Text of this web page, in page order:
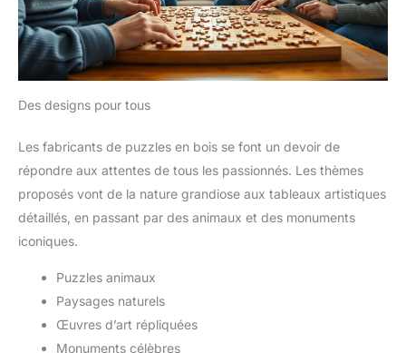
Des designs pour tous
Les fabricants de puzzles en bois se font un devoir de
répondre aux attentes de tous les passionnés. Les thèmes
proposés vont de la nature grandiose aux tableaux artistiques
détaillés, en passant par des animaux et des monuments
iconiques.
Puzzles animaux
Paysages naturels
Œuvres d’art répliquées
Monuments célèbres